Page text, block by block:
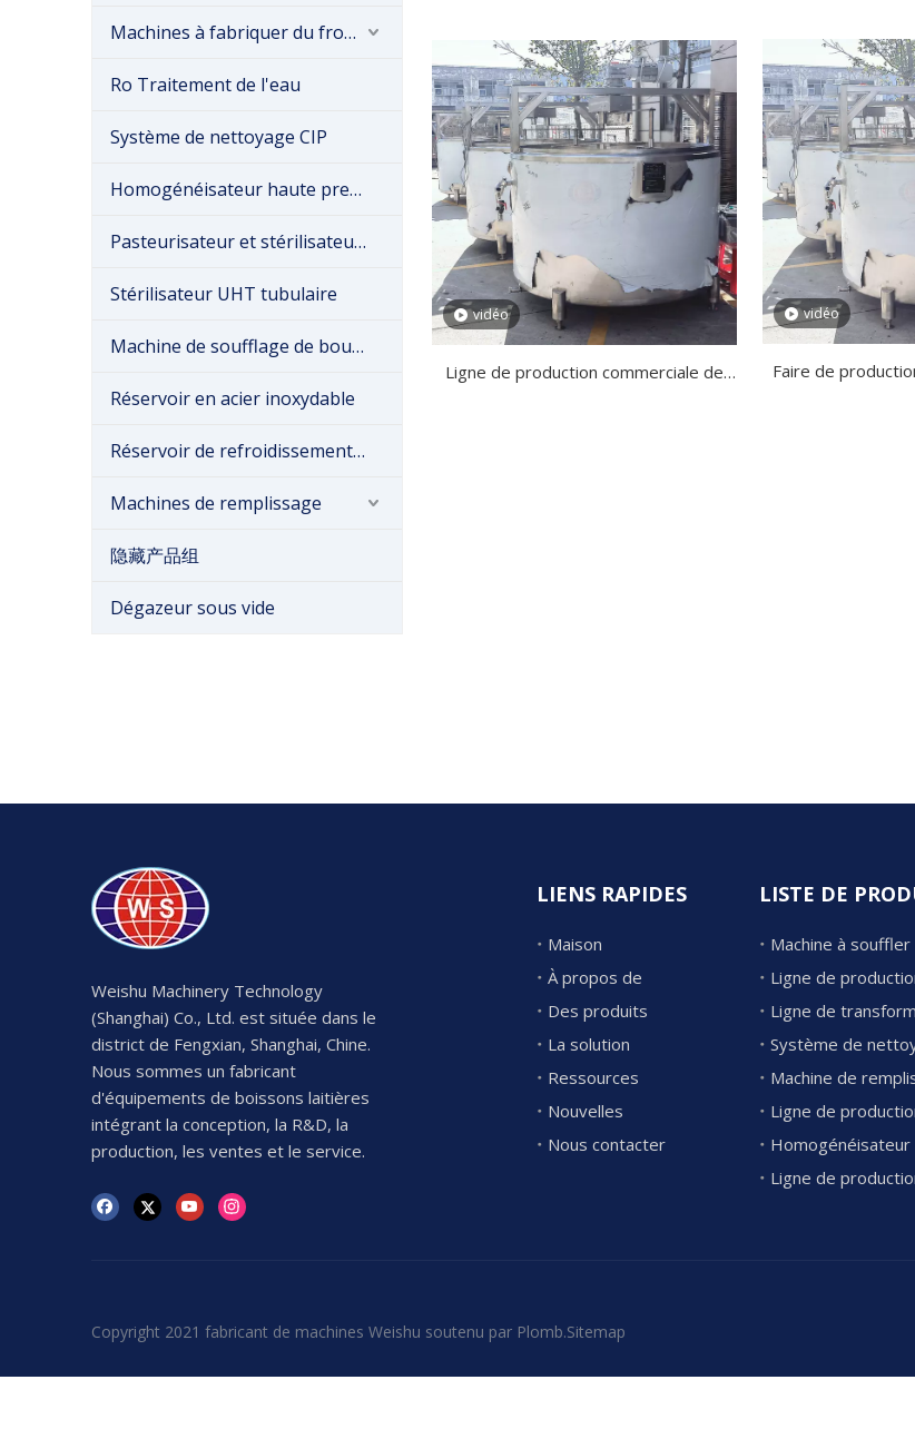
Machines à fabriquer du fromage
Ro Traitement de l'eau
Système de nettoyage CIP
Homogénéisateur haute pression
Pasteurisateur et stérilisateur à plaques
Stérilisateur UHT tubulaire
Machine de soufflage de bouteilles
Réservoir en acier inoxydable
Réservoir de refroidissement du lait
Machines de remplissage
隐藏产品组
Dégazeur sous vide
vidéo
Ligne de production commerciale de
vidéo
Faire de
Weishu Machinery Technology
(Shanghai) Co., Ltd. est située dans le
district de Fengxian, Shanghai, Chine.
Nous sommes un fabricant
d'équipements de boissons laitières
intégrant la conception, la R&D, la
production, les ventes et le service.
LIENS RAPIDES
Maison
À propos de
Des produits
La solution
Ressources
Nouvelles
Nous contacter
LISTE DE
Machine à souffler
Ligne de
Système de
Machine de
Ligne de
Copyright 2021 fabricant de machines Weishu soutenu par Plomb.Sitemap